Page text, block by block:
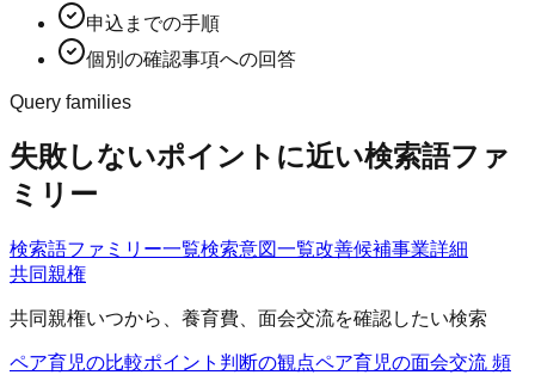
申込までの手順
個別の確認事項への回答
Query families
失敗しないポイントに近い検索語ファ
ミリー
検索語ファミリー一覧検索意図一覧改善候補事業詳細
共同親権
共同親権いつから、養育費、面会交流を確認したい検索
ペア育児の比較ポイント 判断の観点ペア育児の面会交流 頻